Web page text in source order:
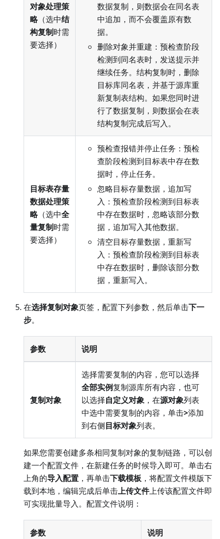
对象处理策
略（选中结
构复制时需
要选择）
数据复制，则数据会在同名表
中追加，而不会覆盖原有数
据。
删除对象并重建：预检查阶段
检测到同名表时，发送提示并
继续任务。结构复制时，删除
目标库同名表，并基于源库重
新复制表结构。如果您同时进
行了数据复制，则数据会在表
结构复制完成后写入。
目标表存量
数据处理策
略（选中全
量复制时需
要选择）
预检查报错并停止任务：预检
查阶段检测到目标表中存在数
据时，停止任务。
忽略目标存量数据，追加写
入：预检查阶段检测到目标表
中存在数据时，忽略该部分数
据，追加写入其他数据。
清空目标存量数据，重新写
入：预检查阶段检测到目标表
中存在数据时，删除该部分数
据，重新写入。
在选择复制对象页签，配置下列参数，然后单击下一
步。
参数 说明
复制对象
选择需要复制的内容，您可以选择
全部实例复制源库所有内容，也可
以选择自定义对象 ，在源对象列表
中选中需要复制的内容，单击>添加
到右侧目标对象列表。
如果您需要创建多条相同复制对象的复制链路，可以创
建一个配置文件，在新建任务的时候导入即可。单击右
上角的导入配置 ，再单击下载模板 ，将配置文件模版下
载到本地，编辑完成后单击上传文件上传该配置文件即
可实现批量导入。配置文件说明：
参数 说明